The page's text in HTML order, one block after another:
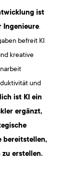
ist
Ingenieure.
befreit KI
kreative
und
ist KI ein
ergänzt,
bereitstellen,
erstellen.